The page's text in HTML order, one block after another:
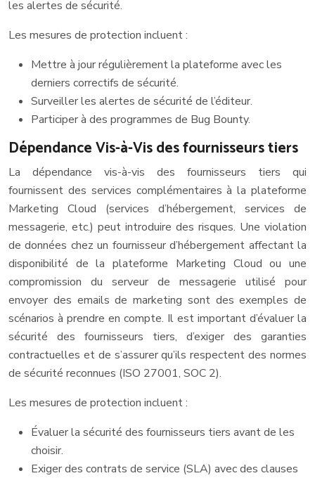
les alertes de sécurité.
Les mesures de protection incluent :
Mettre à jour régulièrement la plateforme avec les
derniers correctifs de sécurité.
Surveiller les alertes de sécurité de l’éditeur.
Participer à des programmes de Bug Bounty.
Dépendance Vis-à-Vis des fournisseurs tiers
La dépendance vis-à-vis des fournisseurs tiers qui
fournissent des services complémentaires à la plateforme
Marketing Cloud (services d’hébergement, services de
messagerie, etc.) peut introduire des risques. Une violation
de données chez un fournisseur d’hébergement affectant la
disponibilité de la plateforme Marketing Cloud ou une
compromission du serveur de messagerie utilisé pour
envoyer des emails de marketing sont des exemples de
scénarios à prendre en compte. Il est important d’évaluer la
sécurité des fournisseurs tiers, d’exiger des garanties
contractuelles et de s’assurer qu’ils respectent des normes
de sécurité reconnues (ISO 27001, SOC 2).
Les mesures de protection incluent :
Évaluer la sécurité des fournisseurs tiers avant de les
choisir.
Exiger des contrats de service (SLA) avec des clauses